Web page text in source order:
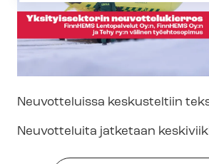
Neuvotteluissa keskusteltiin
Neuvotteluita jatketaan